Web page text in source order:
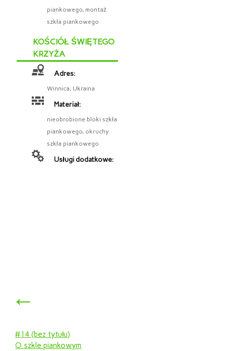
piankowego, montaż
szkła piankowego
KOŚCIÓŁ ŚWIĘTEGO
KRZYŻA
Adres:
Winnica, Ukraina
Materiał:
nieobrobione bloki szkła
piankowego, okruchy
szkła piankowego
Usługi dodatkowe:
←
#14 (bez tytułu)
O szkle piankowym